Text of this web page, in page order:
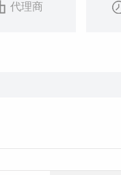
代理商